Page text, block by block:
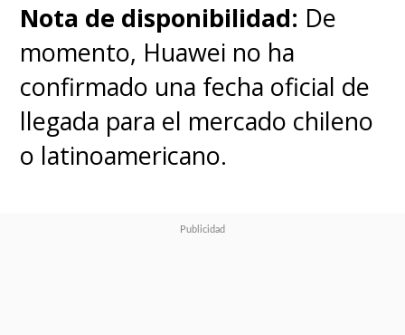
Nota de disponibilidad: De
momento, Huawei no ha
confirmado una fecha oficial de
llegada para el mercado chileno
o latinoamericano.